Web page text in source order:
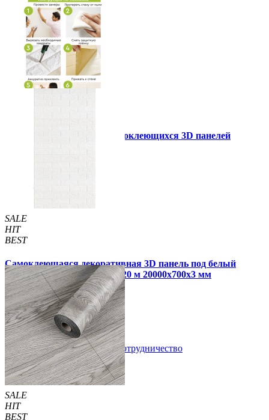
Инструкция установки самоклеющихся 3D панелей
SALE
HIT
BEST
Самоклеющаяся декоративная 3D панель под белый
матовый кирпич в рулоне 20 м 20000x700x3 мм
1 850 грн./шт 2 899 грн./шт
Купить В закладки Сотрудничество
SALE
HIT
BEST